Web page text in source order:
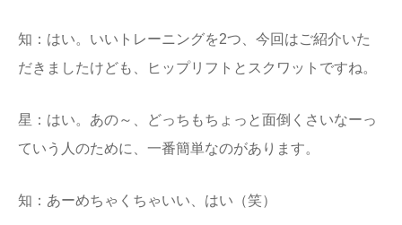
知：はい。いいトレーニングを2つ、今回はご紹介いた
だきましたけども、ヒップリフトとスクワットですね。
星：はい。あの～、どっちもちょっと面倒くさいなーっ
ていう人のために、一番簡単なのがあります。
知：あーめちゃくちゃいい、はい（笑）